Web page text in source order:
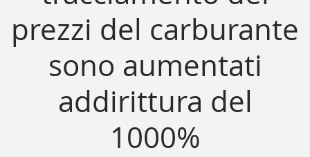
prezzi del carburante
sono aumentati
addirittura del
1000%